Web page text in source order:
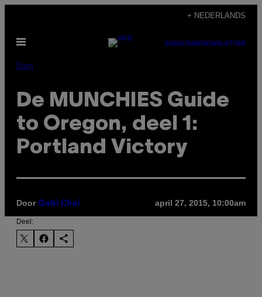
de
inhoud
+ NEDERLANDS
Open
SUBSCRIBENEWSLETTER
Eten
De MUNCHIES Guide
to Oregon, deel 1:
Portland Victory
Door Gabi Chai april 27, 2015, 10:00am
Deel: